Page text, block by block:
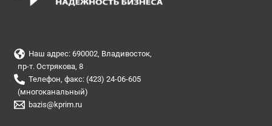
Наш адрес: 690002, Владивосток,
пр-т. Острякова, 8
Телефон, факс: (423) 24-06-605
(многоканальный)
bazis@kprim.ru